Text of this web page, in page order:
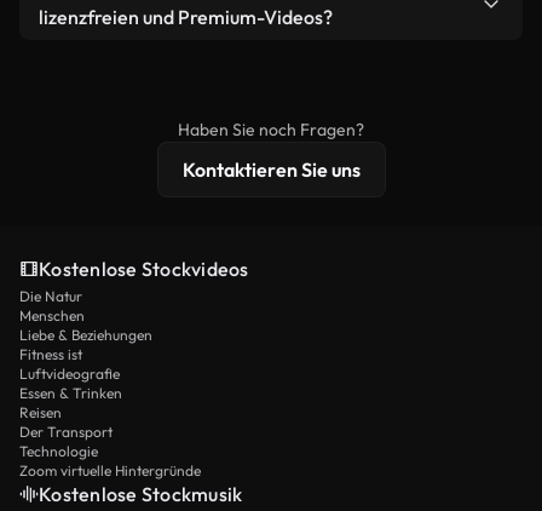
bearbeiten oder neu zusammenstellen. Achten Sie
lizenzfreien und Premium-Videos?
erweiterten Lizenzschutz bieten.
Haben Sie noch Fragen?
Kontaktieren Sie uns
Kostenlose Stockvideos
Die Natur
Menschen
Liebe & Beziehungen
Fitness ist
Luftvideografie
Essen & Trinken
Reisen
Der Transport
Technologie
Zoom virtuelle Hintergründe
Kostenlose Stockmusik